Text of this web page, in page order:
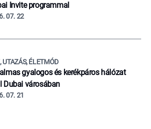
Invite programmal
07. 22
UTAZÁS, ÉLETMÓD
gyalogos és kerékpáros hálózat
Dubai városában
07. 21